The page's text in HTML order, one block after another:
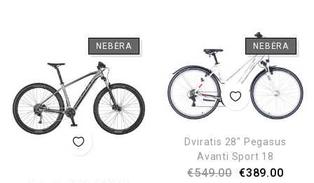
NEBĖRA NEBĖRA
Dviratis 28″ Pegasus
Avanti Sport 18
€549.00 €389.00